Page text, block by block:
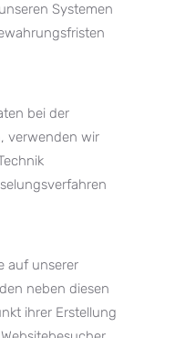
Systemen
bei der
verwenden wir
auf unserer
neben diesen
ihrer Erstellung